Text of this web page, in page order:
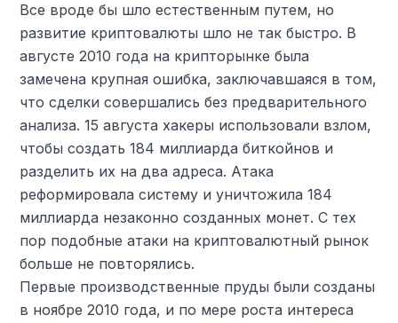
Все вроде бы шло естественным путем, но
развитие криптовалюты шло не так быстро. В
августе 2010 года на крипторынке была
замечена крупная ошибка, заключавшаяся в том,
что сделки совершались без предварительного
анализа. 15 августа хакеры использовали взлом,
чтобы создать 184 миллиарда биткойнов и
разделить их на два адреса. Атака
реформировала систему и уничтожила 184
миллиарда незаконно созданных монет. С тех
пор подобные атаки на криптовалютный рынок
больше не повторялись.
Первые производственные пруды были созданы
в ноябре 2010 года, и по мере роста интереса